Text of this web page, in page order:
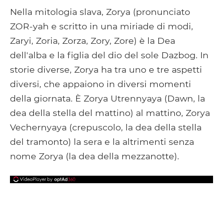
Facebook Google+Tumblr
Pocket
Nella mitologia slava, Zorya (pronunciato
ZOR-yah e scritto in una miriade di modi,
Zaryi, Zoria, Zorza, Zory, Zore) è la Dea
dell'alba e la figlia del dio del sole Dazbog. In
storie diverse, Zorya ha tra uno e tre aspetti
diversi, che appaiono in diversi momenti
della giornata. È Zorya Utrennyaya (Dawn, la
dea della stella del mattino) al mattino, Zorya
Vechernyaya (crepuscolo, la dea della stella
del tramonto) la sera e la altrimenti senza
nome Zorya (la dea della mezzanotte).